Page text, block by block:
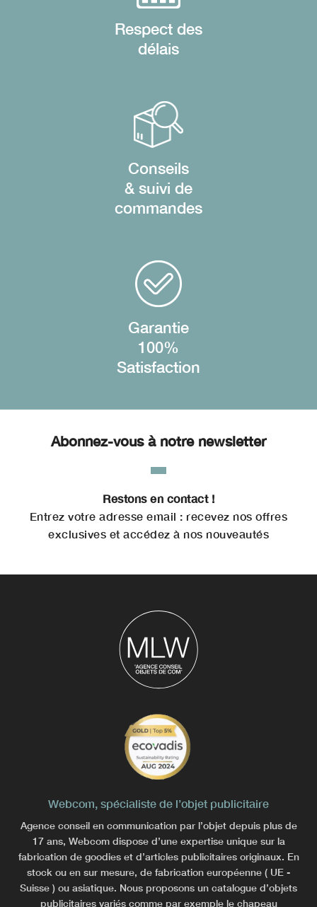
Respect des
délais
Conseils
& suivi de
commandes
Garantie
100%
Satisfaction
Abonnez-vous à notre newsletter
Restons en contact !
Entrez votre adresse email : recevez nos offres
exclusives et accédez à nos nouveautés
Webcom, spécialiste de l’objet publicitaire
Agence conseil en communication par l’objet depuis plus de
17 ans, Webcom dispose d’une expertise unique sur la
fabrication de goodies et d’articles publicitaires originaux. En
stock ou en sur mesure, de fabrication européenne ( UE -
Suisse ) ou asiatique. Nous proposons un catalogue d’objets
publicitaires variés comme par exemple le chapeau